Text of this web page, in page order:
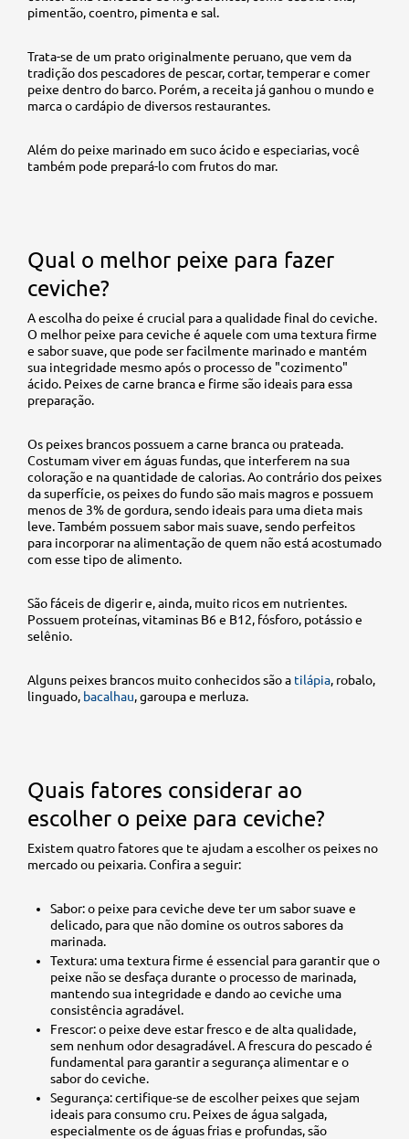
pimentão, coentro, pimenta e sal.
Trata-se de um prato originalmente peruano, que vem da
tradição dos pescadores de pescar, cortar, temperar e comer
peixe dentro do barco. Porém, a receita já ganhou o mundo e
marca o cardápio de diversos restaurantes.
Além do peixe marinado em suco ácido e especiarias, você
também pode prepará-lo com frutos do mar.
Qual o melhor peixe para fazer
ceviche?
A escolha do peixe é crucial para a qualidade final do ceviche.
O melhor peixe para ceviche é aquele com uma textura firme
e sabor suave, que pode ser facilmente marinado e mantém
sua integridade mesmo após o processo de "cozimento"
ácido. Peixes de carne branca e firme são ideais para essa
preparação.
Os peixes brancos possuem a carne branca ou prateada.
Costumam viver em águas fundas, que interferem na sua
coloração e na quantidade de calorias. Ao contrário dos peixes
da superfície, os peixes do fundo são mais magros e possuem
menos de 3% de gordura, sendo ideais para uma dieta mais
leve. Também possuem sabor mais suave, sendo perfeitos
para incorporar na alimentação de quem não está acostumado
com esse tipo de alimento.
São fáceis de digerir e, ainda, muito ricos em nutrientes.
Possuem proteínas, vitaminas B6 e B12, fósforo, potássio e
selênio.
Alguns peixes brancos muito conhecidos são a tilápia, robalo,
linguado, bacalhau, garoupa e merluza.
Quais fatores considerar ao
escolher o peixe para ceviche?
Existem quatro fatores que te ajudam a escolher os peixes no
mercado ou peixaria. Confira a seguir:
Sabor: o peixe para ceviche deve ter um sabor suave e
delicado, para que não domine os outros sabores da
marinada.
Textura: uma textura firme é essencial para garantir que o
peixe não se desfaça durante o processo de marinada,
mantendo sua integridade e dando ao ceviche uma
consistência agradável.
Frescor: o peixe deve estar fresco e de alta qualidade,
sem nenhum odor desagradável. A frescura do pescado é
fundamental para garantir a segurança alimentar e o
sabor do ceviche.
Segurança: certifique-se de escolher peixes que sejam
ideais para consumo cru. Peixes de água salgada,
especialmente os de águas frias e profundas, são